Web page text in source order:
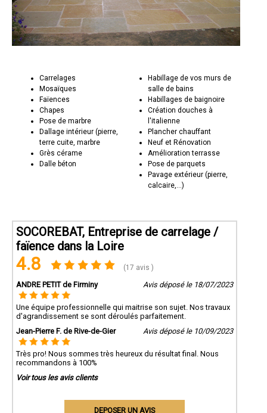
Carrelages
Mosaïques
Faïences
Chapes
Pose de marbre
Dallage intérieur (pierre,
terre cuite, marbre
Grès cérame
Dalle béton
Habillage de vos murs de
salle de bains
Habillages de baignoire
Création douches à
l'italienne
Plancher chauffant
Neuf et Rénovation
Amélioration terrasse
Pose de parquets
Pavage extérieur (pierre,
calcaire,...)
SOCOREBAT, Entreprise de carrelage /
faïence dans la Loire
4.8 (17 avis )
ANDRE PETIT de Firminy Avis déposé le 18/07/2023
Une équipe professionnelle qui maitrise son sujet. Nos travaux
d'agrandissement se sont déroulés parfaitement.
Jean-Pierre F. de Rive-de-Gier
Avis déposé le 10/09/2023
Très pro! Nous sommes très heureux du résultat final. Nous
recommandons à 100%
Voir tous les avis clients
DEPOSER UN AVIS